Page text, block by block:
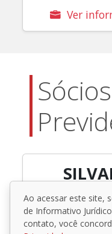
Ver
Ao acessar este site,
de Informativo
contato, você